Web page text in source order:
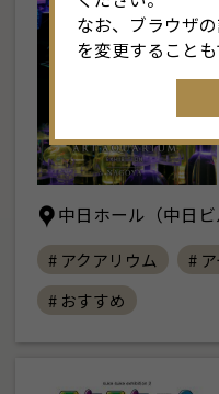
中日ホール（中日ビ
# アクアリウム #
# おすすめ
なお、ブラウザ
を変更することも